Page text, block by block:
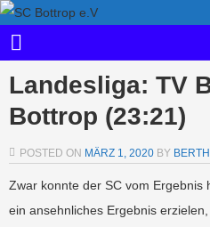
Landesliga: TV
Bottrop (23:21)
POSTED ON MÄRZ 1, 2020 BY
Zwar konnte der SC vom Ergebnis
ein ansehnliches Ergebnis